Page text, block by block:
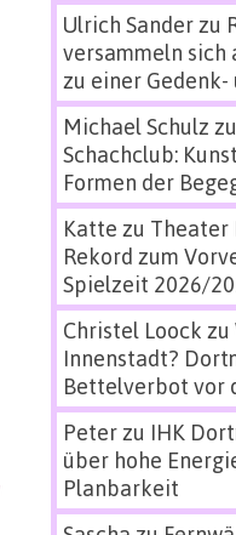
Ulrich Sanderzu
versammeln sich
zu einer
Michael Schulz zu
Schachclub:
Formen der
Katte zu Theater
Rekord zum
Spielzeit 2026/
Christel Loock zu
Innenstadt?
Bettelverbot vor
Peterzu IHK
über hohe
Planbarkeit